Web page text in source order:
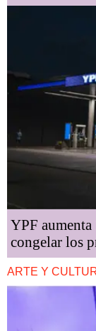
YPF
congelar los
ARTE Y